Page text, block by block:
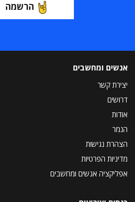
הרשמה
אנשים ומחשבים
יצירת קשר
דרושים
אודות
הנמר
הצהרת נגישות
מדיניות הפרטיות
אפליקציה אנשים ומחשבים